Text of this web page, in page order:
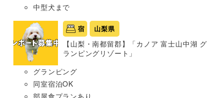
中型犬まで
宿 山梨県
【山梨・南都留郡】「カノア 富士山中湖 グ
ランピングリゾート」
グランピング
同室宿泊OK
部屋食プランあり